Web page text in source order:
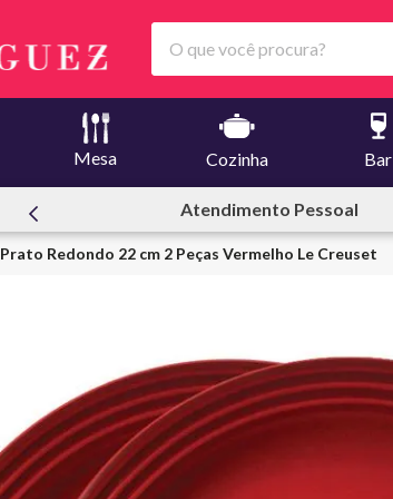
O que você procura?
Mesa Cozinha Bar
Ofertas | Le Creuset
Prato Redondo 22 cm 2 Peças Vermelho Le Creuset